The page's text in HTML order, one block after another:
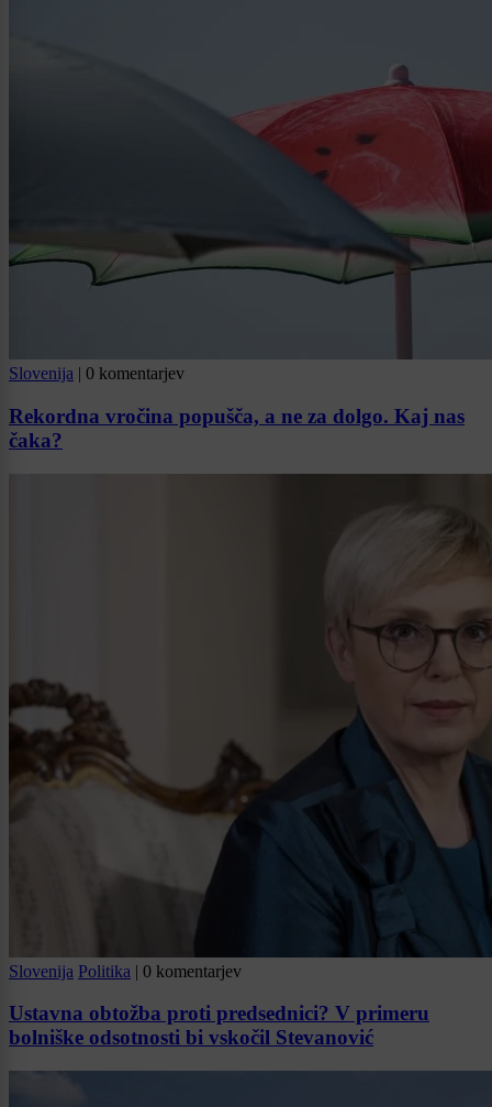
Slovenija | 0 komentarjev
Rekordna vročina popušča, a ne za dolgo. Kaj nas
čaka?
Slovenija Politika | 0 komentarjev
Ustavna obtožba proti predsednici? V primeru
bolniške odsotnosti bi vskočil Stevanović